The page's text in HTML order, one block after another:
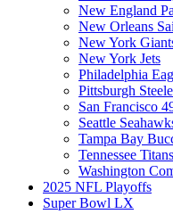
New England
New Orleans
New York
New York Jets
Philadelphia
Pittsburgh
San Francisco
Seattle
Tampa Bay
Tennessee Titans
Washington
2025 NFL Playoffs
Super Bowl LX